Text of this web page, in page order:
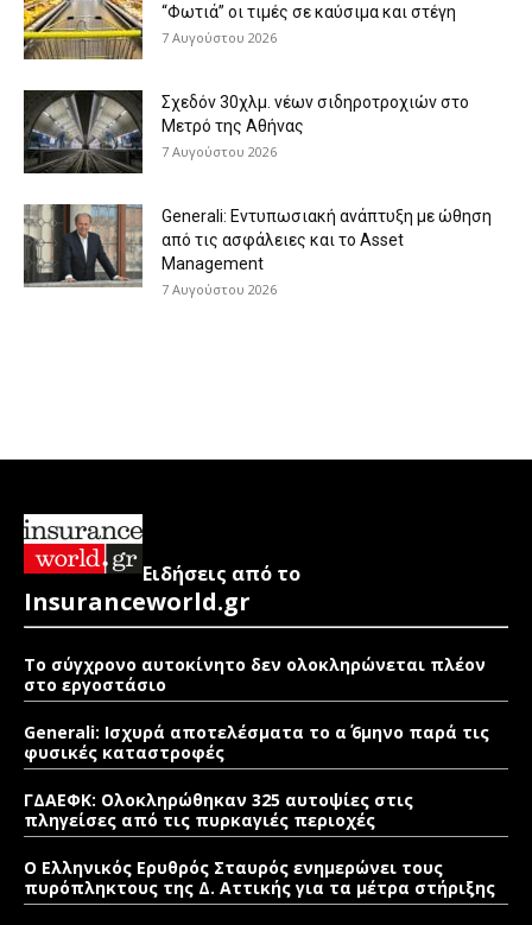
“Φωτιά” οι τιμές σε καύσιμα και στέγη
7 Αυγούστου 2026
Σχεδόν 30χλμ. νέων σιδηροτροχιών στο
Μετρό της Αθήνας
7 Αυγούστου 2026
Generali: Eντυπωσιακή ανάπτυξη με ώθηση
από τις ασφάλειες και το Asset
Management
7 Αυγούστου 2026
Ειδήσεις από το
Insuranceworld.gr
Το σύγχρονο αυτοκίνητο δεν ολοκληρώνεται πλέον
στο εργοστάσιο
Generali: Ισχυρά αποτελέσματα το α΄ 6μηνο παρά τις
φυσικές καταστροφές
ΓΔΑΕΦΚ: Ολοκληρώθηκαν 325 αυτοψίες στις
πληγείσες από τις πυρκαγιές περιοχές
Ο Ελληνικός Ερυθρός Σταυρός ενημερώνει τους
πυρόπληκτους της Δ. Αττικής για τα μέτρα στήριξης